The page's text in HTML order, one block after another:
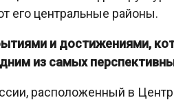
его центральные районы.
и достижениями,
из самых
расположенный в